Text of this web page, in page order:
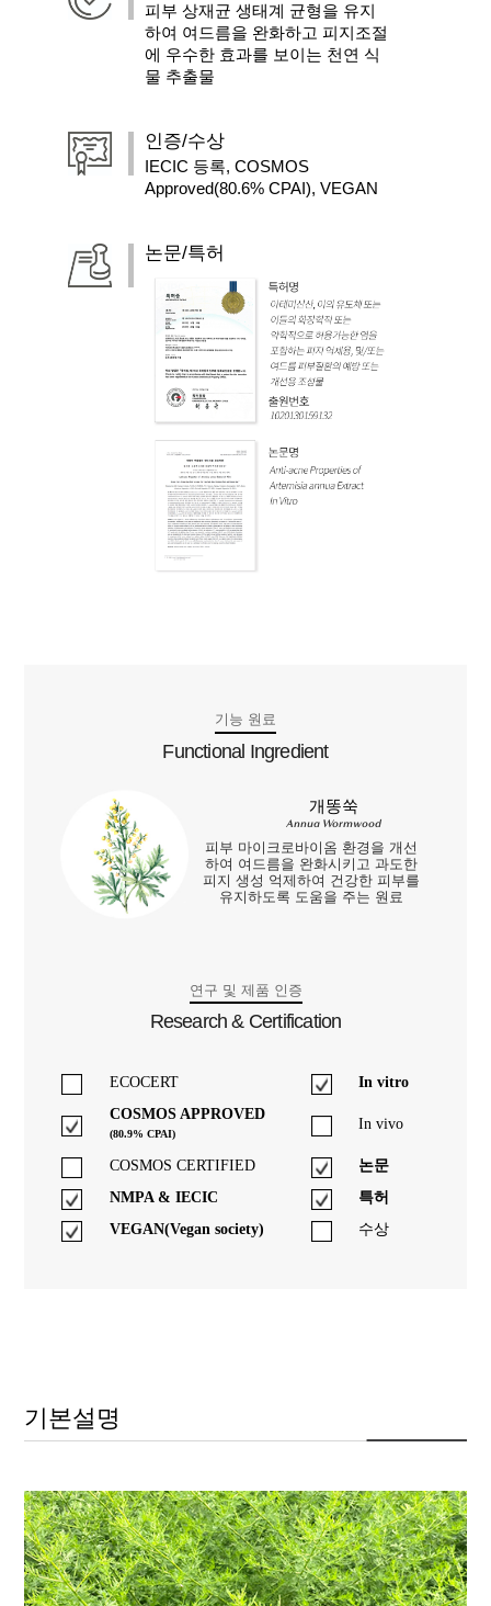
피부 상재균 생태계 균형을 유지
하여 여드름을 완화하고 피지조절
에 우수한 효과를 보이는 천연 식
물 추출물
인증/수상
IECIC 등록, COSMOS
Approved(80.6% CPAI), VEGAN
논문/특허
기능 원료
Functional Ingredient
개똥쑥
Annua Wormwood
피부 마이크로바이옴 환경을 개선
하여 여드름을 완화시키고 과도한
피지 생성 억제하여 건강한 피부를
유지하도록 도움을 주는 원료
연구 및 제품 인증
Research & Certification
ECOCERT
In vitro
COSMOS APPROVED
(80.9% CPAI)
In vivo
COSMOS CERTIFIED
논문
NMPA & IECIC
특허
VEGAN(Vegan society)
수상
기본설명